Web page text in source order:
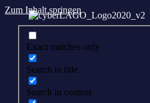
Zum Inhalt springen
Exact matches only
Search in title
Search in content